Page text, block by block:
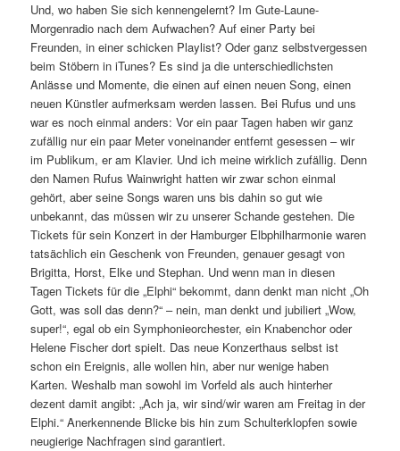
Und, wo haben Sie sich kennengelernt? Im Gute-Laune-
Morgenradio nach dem Aufwachen? Auf einer Party bei
Freunden, in einer schicken Playlist? Oder ganz selbstvergessen
beim Stöbern in iTunes? Es sind ja die unterschiedlichsten
Anlässe und Momente, die einen auf einen neuen Song, einen
neuen Künstler aufmerksam werden lassen. Bei Rufus und uns
war es noch einmal anders: Vor ein paar Tagen haben wir ganz
zufällig nur ein paar Meter voneinander entfernt gesessen – wir
im Publikum, er am Klavier. Und ich meine wirklich zufällig. Denn
den Namen Rufus Wainwright hatten wir zwar schon einmal
gehört, aber seine Songs waren uns bis dahin so gut wie
unbekannt, das müssen wir zu unserer Schande gestehen. Die
Tickets für sein Konzert in der Hamburger Elbphilharmonie waren
tatsächlich ein Geschenk von Freunden, genauer gesagt von
Brigitta, Horst, Elke und Stephan. Und wenn man in diesen
Tagen Tickets für die „Elphi“ bekommt, dann denkt man nicht „Oh
Gott, was soll das denn?“ – nein, man denkt und jubiliert „Wow,
super!“, egal ob ein Symphonieorchester, ein Knabenchor oder
Helene Fischer dort spielt. Das neue Konzerthaus selbst ist
schon ein Ereignis, alle wollen hin, aber nur wenige haben
Karten. Weshalb man sowohl im Vorfeld als auch hinterher
dezent damit angibt: „Ach ja, wir sind/wir waren am Freitag in der
Elphi.“ Anerkennende Blicke bis hin zum Schulterklopfen sowie
neugierige Nachfragen sind garantiert.